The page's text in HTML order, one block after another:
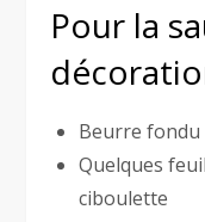
Pour la
Beurre fondu
Quelques
ciboulette